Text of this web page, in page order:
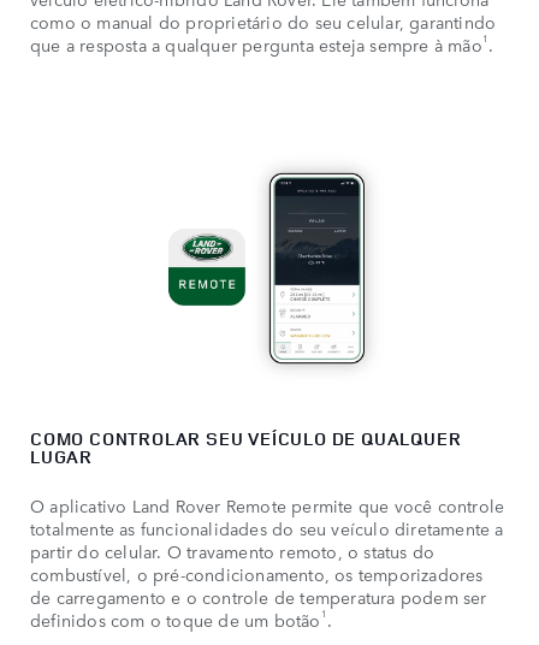
como o manual do proprietário do seu celular, garantindo
que a resposta a qualquer pergunta esteja sempre à mão1 .
COMO CONTROLAR SEU VEÍCULO DE QUALQUER
LUGAR
O aplicativo Land Rover Remote permite que você controle
totalmente as funcionalidades do seu veículo diretamente a
partir do celular. O travamento remoto, o status do
combustível, o pré-condicionamento, os temporizadores
de carregamento e o controle de temperatura podem ser
definidos com o toque de um botão 1 .